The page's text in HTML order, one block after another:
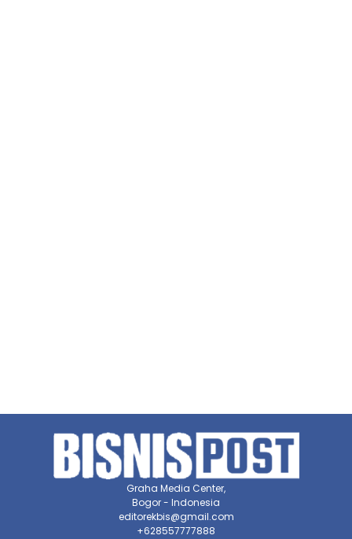
Graha Media Center,
Bogor - Indonesia
editorekbis@gmail.com
+628557777888